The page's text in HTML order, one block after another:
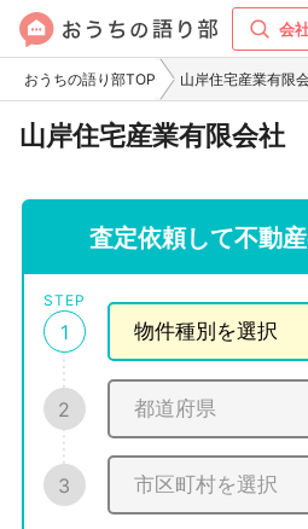
会
おうちの語り部TOP 山岸住宅産業有限
山岸住宅産業有限会社
査定依頼して不動
STEP
1
2
3